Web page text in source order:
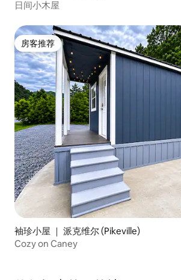
日间小木屋
房客推荐
房客推荐
袖珍小屋 ｜ 派克维尔 (Pikeville)
Cozy on Caney